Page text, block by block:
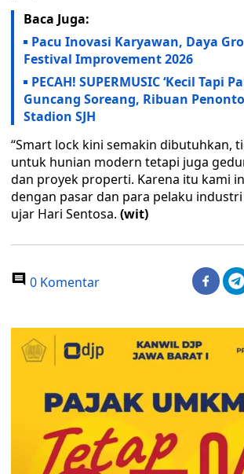
Baca Juga:
Pacu Inovasi Karyawan, Daya
Festival Improvement 2026
PECAH! SUPERMUSIC ‘Kecil Tapi
Guncang Soreang, Ribuan
Stadion SJH
“Smart lock kini semakin dibutuhkan,
untuk hunian modern tetapi juga
dan proyek properti. Karena itu kami
dengan pasar dan para pelaku industri
ujar Hari Sentosa. (wit)
0 Komentar